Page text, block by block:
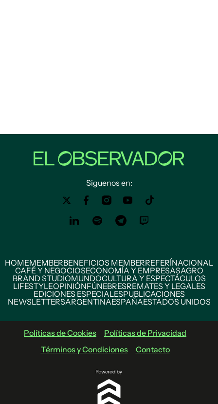
Siguenos en:
HOMEMEMBERBENEFICIOS MEMBERREFERÍNACIONAL
CAFÉ Y NEGOCIOSECONOMÍA Y EMPRESASAGRO
BRAND STUDIOMUNDOCULTURA Y ESPECTÁCULOS
LIFESTYLEOPINIÓNFÚNEBRESREMATES Y LEGALES
EDICIONES ESPECIALESPUBLICACIONES
NEWSLETTERSARGENTINAESPAÑAESTADOS UNIDOS
Políticas de Cookies
Políticas de Privacidad
Términos y Condiciones
Contacto